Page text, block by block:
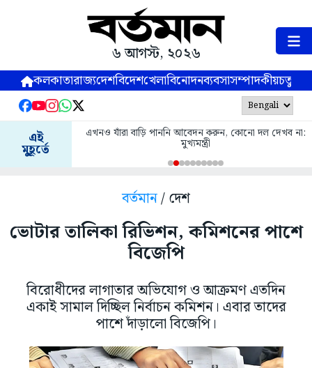
৬ আগস্ট, ২০২৬
কলকাতারাজ্যদেশবিদেশখেলাবিনোদনব্যবসাসম্পাদকীয়
এই
মুহূর্তে
এখনও যাঁরা বাড়ি পাননি আবেদন করুন, কোনো দল দেখব না:
মুখ্যমন্ত্রী
বর্তমান/ দেশ
ভোটার তালিকা রিভিশন, কমিশনের পাশে
বিজেপি
বিরোধীদের লাগাতার অভিযোগ ও আক্রমণ এতদিন
একাই সামাল দিচ্ছিল নির্বাচন কমিশন। এবার তাদের
পাশে দাঁড়ালো বিজেপি।